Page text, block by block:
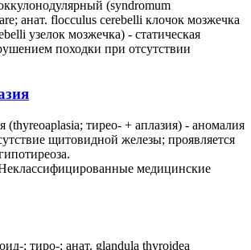
(syndromum
анат. flocculus cerebelli клочок мозжечка
узелок мозжечка) - статическая
походки при отсутствии
(thyreoaplasia; тирео- + аплазия) - аномалия
щитовидной железы; проявляется
медицинские
; тиро-; анат. glandula thyroidea